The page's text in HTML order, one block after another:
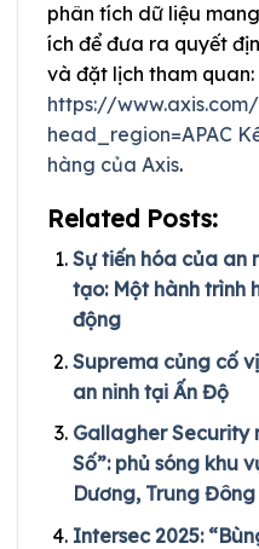
phân tích dữ liệu
ích để đưa ra quyết
và đặt lịch tham quan:
https://
head_region=APAC
hàng của Axis.
Related Posts:
Sự tiến hóa của an
tạo: Một hành trình
động
Suprema củng cố
an ninh tại Ấn Độ
Gallagher Security
Số”: phủ sóng khu
Dương, Trung
Intersec 2025: